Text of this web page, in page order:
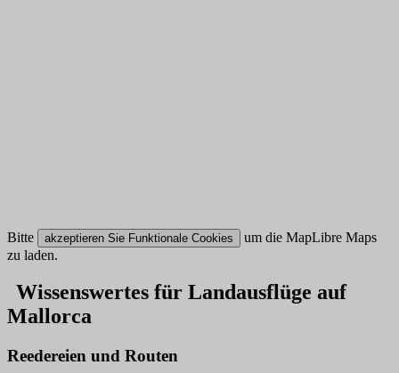
Bitte akzeptieren Sie Funktionale Cookies
um die MapLibre Maps
zu laden.
Wissenswertes für Landausflüge auf
Mallorca
Reedereien und Routen